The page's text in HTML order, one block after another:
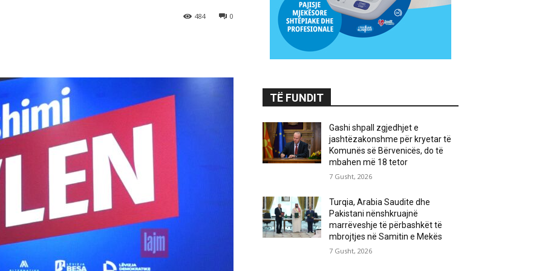
0
484
TË FUNDIT
Gashi shpall zgjedhjet e
jashtëzakonshme për kryetar të
Komunës së Bërvenicës, do të
mbahen më 18 tetor
7 Gusht, 2026
Turqia, Arabia Saudite dhe
Pakistani nënshkruajnë
marrëveshje të përbashkët të
mbrojtjes në Samitin e Mekës
7 Gusht, 2026